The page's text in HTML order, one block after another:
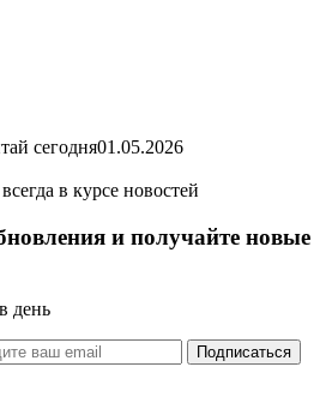
сегодня01.05.2026
в курсе новостей
и получайте новые
день